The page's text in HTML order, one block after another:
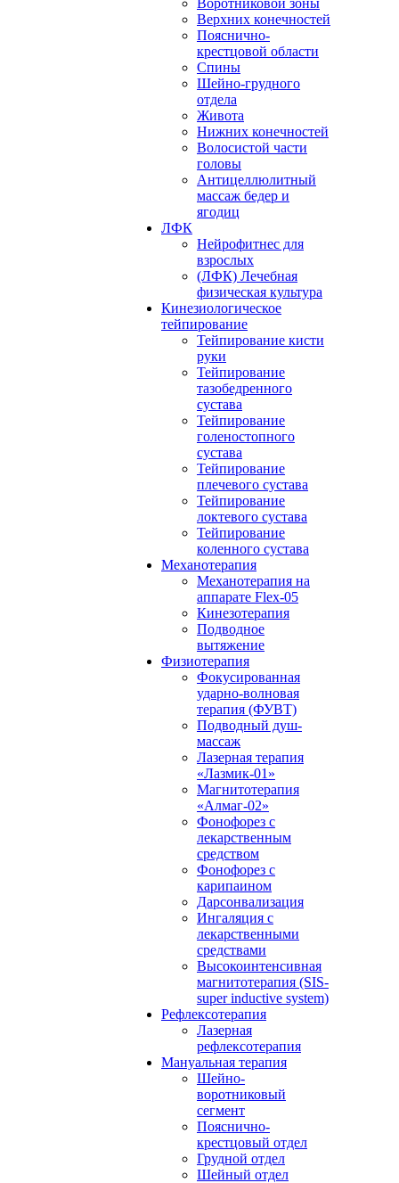
Воротниковой зоны
Верхних конечностей
Пояснично-
крестцовой области
Спины
Шейно-грудного
отдела
Живота
Нижних конечностей
Волосистой части
головы
Антицеллюлитный
массаж бедер и
ягодиц
ЛФК
Нейрофитнес для
взрослых
(ЛФК) Лечебная
физическая культура
Кинезиологическое
тейпирование
Тейпирование кисти
руки
Тейпирование
тазобедренного
сустава
Тейпирование
голеностопного
сустава
Тейпирование
плечевого сустава
Тейпирование
локтевого сустава
Тейпирование
коленного сустава
Механотерапия
Механотерапия на
аппарате Flex-05
Кинезотерапия
Подводное
вытяжение
Физиотерапия
Фокусированная
ударно-волновая
терапия (ФУВТ)
Подводный душ-
массаж
Лазерная терапия
«Лазмик-01»
Магнитотерапия
«Алмаг-02»
Фонофорез с
лекарственным
средством
Фонофорез с
карипаином
Дарсонвализация
Ингаляция с
лекарственными
средствами
Высокоинтенсивная
магнитотерапия (SIS-
super inductive system)
Рефлексотерапия
Лазерная
рефлексотерапия
Мануальная терапия
Шейно-
воротниковый
сегмент
Пояснично-
крестцовый отдел
Грудной отдел
Шейный отдел